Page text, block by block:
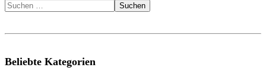
Suchen
Beliebte Kategorien